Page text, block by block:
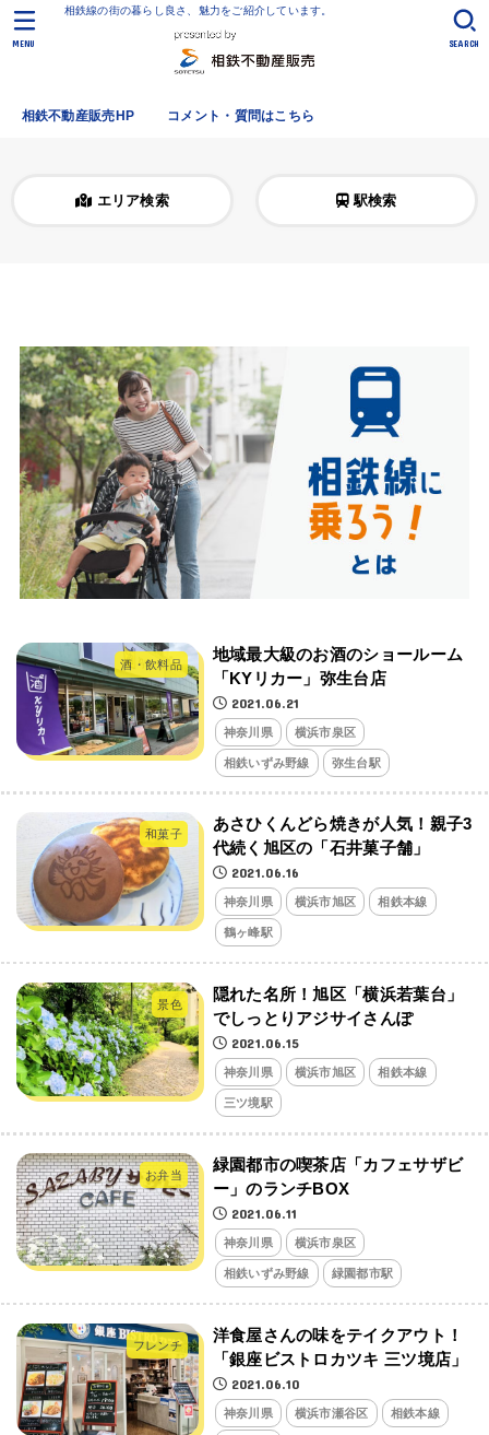
相鉄線の街の暮らし良さ、魅力をご紹介しています。
相鉄不動産販売HP コメント・質問はこちら
SEARCH
MENU
エリア検索 駅検索
酒・飲料品
地域最大級のお酒のショールーム
「KYリカー」弥生台店
2021.06.21
神奈川県 横浜市泉区
相鉄いずみ野線 弥生台駅
和菓子
あさひくんどら焼きが人気！親子3
代続く旭区の「石井菓子舗」
2021.06.16
神奈川県 横浜市旭区 相鉄本線
鶴ヶ峰駅
景色
隠れた名所！旭区「横浜若葉台」
でしっとりアジサイさんぽ
2021.06.15
神奈川県 横浜市旭区 相鉄本線
三ツ境駅
お弁当
緑園都市の喫茶店「カフェサザビ
ー」のランチBOX
2021.06.11
神奈川県 横浜市泉区
相鉄いずみ野線 緑園都市駅
フレンチ
洋食屋さんの味をテイクアウト！
「銀座ビストロカツキ 三ツ境店」
2021.06.10
神奈川県 横浜市瀬谷区 相鉄本線